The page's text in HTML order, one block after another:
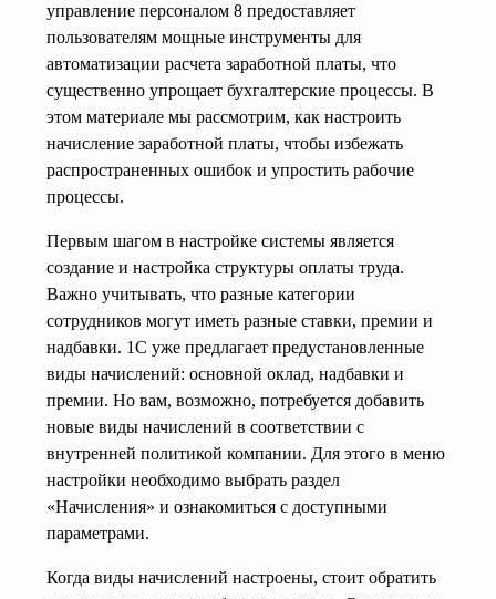
управление персоналом 8 предоставляет
пользователям мощные инструменты для
автоматизации расчета заработной платы, что
существенно упрощает бухгалтерские процессы. В
этом материале мы рассмотрим, как настроить
начисление заработной платы, чтобы избежать
распространенных ошибок и упростить рабочие
процессы.
Первым шагом в настройке системы является
создание и настройка структуры оплаты труда.
Важно учитывать, что разные категории
сотрудников могут иметь разные ставки, премии и
надбавки. 1С уже предлагает предустановленные
виды начислений: основной оклад, надбавки и
премии. Но вам, возможно, потребуется добавить
новые виды начислений в соответствии с
внутренней политикой компании. Для этого в меню
настройки необходимо выбрать раздел
«Начисления» и ознакомиться с доступными
параметрами.
Когда виды начислений настроены, стоит обратить